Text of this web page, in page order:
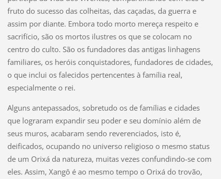
fruto do sucesso das colheitas, das caçadas, da guerra e
assim por diante. Embora todo morto mereça respeito e
sacrifício, são os mortos ilustres os que se colocam no
centro do culto. São os fundadores das antigas linhagens
familiares, os heróis conquistadores, fundadores de cidades,
o que inclui os falecidos pertencentes à família real,
especialmente o rei.
Alguns antepassados, sobretudo os de famílias e cidades
que lograram expandir seu poder e seu domínio além de
seus muros, acabaram sendo reverenciados, isto é,
deificados, ocupando no universo religioso o mesmo status
de um Orixá da natureza, muitas vezes confundindo-se com
eles. Assim, Xangô é ao mesmo tempo o Orixá do trovão,